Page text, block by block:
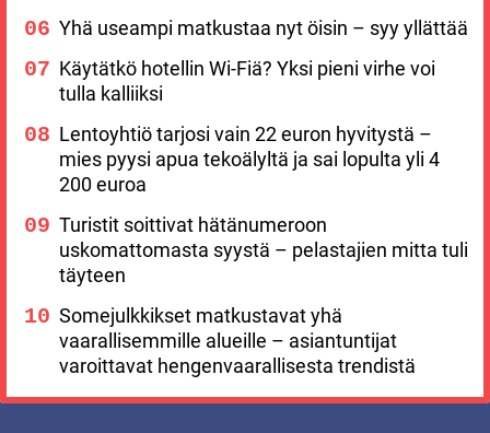
Yhä useampi matkustaa nyt öisin – syy yllättää
Käytätkö hotellin Wi-Fiä? Yksi pieni virhe voi
tulla kalliiksi
Lentoyhtiö tarjosi vain 22 euron hyvitystä –
mies pyysi apua tekoälyltä ja sai lopulta yli 4
200 euroa
Turistit soittivat hätänumeroon
uskomattomasta syystä – pelastajien mitta tuli
täyteen
Somejulkkikset matkustavat yhä
vaarallisemmille alueille – asiantuntijat
varoittavat hengenvaarallisesta trendistä